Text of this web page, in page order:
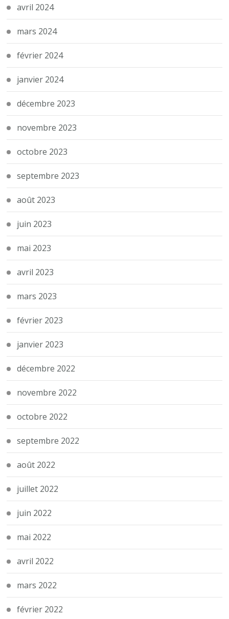
avril 2024
mars 2024
février 2024
janvier 2024
décembre 2023
novembre 2023
octobre 2023
septembre 2023
août 2023
juin 2023
mai 2023
avril 2023
mars 2023
février 2023
janvier 2023
décembre 2022
novembre 2022
octobre 2022
septembre 2022
août 2022
juillet 2022
juin 2022
mai 2022
avril 2022
mars 2022
février 2022